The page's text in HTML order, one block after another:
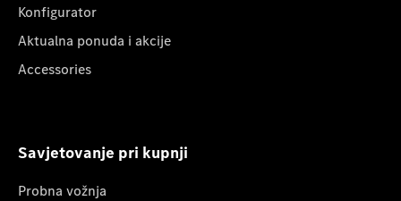
Konfigurator
Aktualna ponuda i akcije
Accessories
Savjetovanje pri kupnji
Probna vožnja